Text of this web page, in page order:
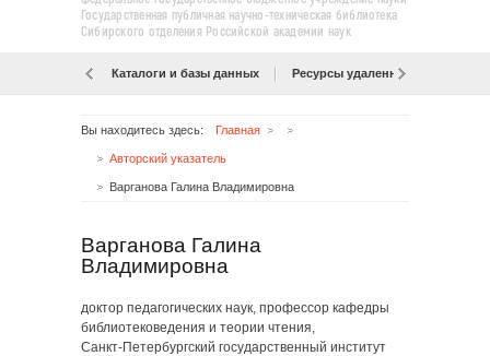
Государственная публичная научно-техническая библиотека
Сибирского отделения Российской академии наук
Каталоги и базы данных Ресурсы удаленного доступа
Вы находитесь здесь: Главная
Авторский указатель
Варганова Галина Владимировна
Варганова Галина
Владимировна
доктор педагогических наук, профессор кафедры
библиотековедения и теории чтения,
Санкт-Петербургский государственный институт